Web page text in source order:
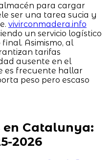
para cargar
ser una tarea sucia y
vivirconmadera.info
un servicio logístico
Asimismo, al
tarifas
ausente en el
es frecuente hallar
peso pero escaso
en Catalunya:
2026